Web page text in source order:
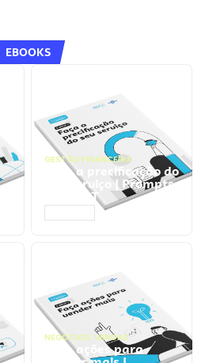
EBOOKS
GESTÃO FINANCEIRA
Faça a precificação do
seu serviço | Prompts
ChatGPT
NEGÓCIOS, VENDAS
Faça ações para